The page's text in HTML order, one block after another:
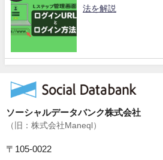
法を解説
ソーシャルデータバンク株式会社
（旧：株式会社Maneql）
〒105-0022